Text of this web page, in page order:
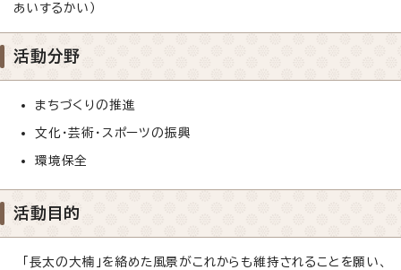
あいするかい）
活動分野
まちづくりの推進
文化・芸術・スポーツの振興
環境保全
活動目的
「長太の大楠」を絡めた風景がこれからも維持されることを願い、